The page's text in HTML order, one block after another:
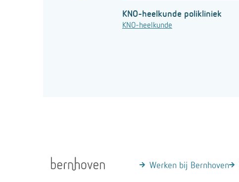
KNO-heelkunde polikliniek
KNO-heelkunde
Werken bij Bernhoven